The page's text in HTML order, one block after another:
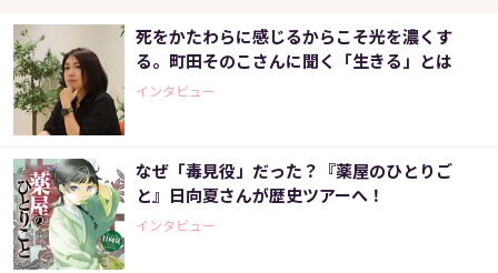
死をかたわらに感じるからこそ光を濃くす
る。町田そのこさんに聞く「生きる」とは
インタビュー
なぜ「毒見役」だった？『薬屋のひとりご
と』日向夏さんが歴史ツアーへ！
インタビュー